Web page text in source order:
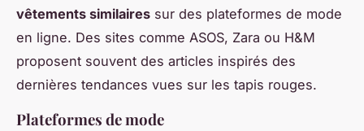
vêtements similaires sur des plateformes de mode
en ligne. Des sites comme ASOS, Zara ou H&M
proposent souvent des articles inspirés des
dernières tendances vues sur les tapis rouges.
Plateformes de mode